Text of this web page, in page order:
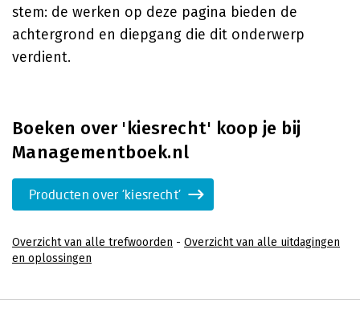
stem: de werken op deze pagina bieden de
achtergrond en diepgang die dit onderwerp
verdient.
Boeken over 'kiesrecht' koop je bij
Managementboek.nl
Producten over 'kiesrecht'
Overzicht van alle trefwoorden - Overzicht van alle uitdagingen
en oplossingen